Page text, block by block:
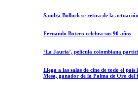
Sandra Bullock se retira de la actuación
Fernando Botero celebra sus 90 años
‘La Jauria’, película colombiana
Llega a las salas de cine de todo el
Mesa, ganador de la Palma de Oro del